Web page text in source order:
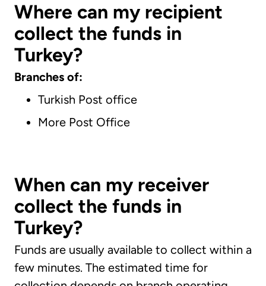
Where can my recipient
collect the funds in
Turkey?
Branches of:
Turkish Post office
More Post Office
When can my receiver
collect the funds in
Turkey?
Funds are usually available to collect within a
few minutes. The estimated time for